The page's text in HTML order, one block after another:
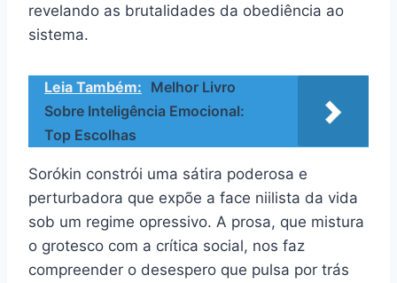
revelando as brutalidades da obediência ao
sistema.
Leia Também: Melhor Livro
Sobre Inteligência Emocional:
Top Escolhas
Sorókin constrói uma sátira poderosa e
perturbadora que expõe a face niilista da vida
sob um regime opressivo. A prosa, que mistura
o grotesco com a crítica social, nos faz
compreender o desespero que pulsa por trás